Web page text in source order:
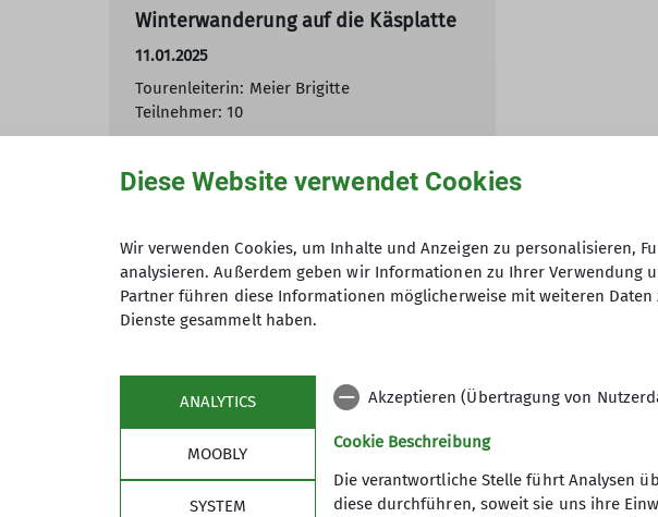
Winterwanderung auf die Käsplatte
11.01.2025
Tourenleiterin: Meier Brigitte
Teilnehmer: 10
Andere Themen
Skitouren2025 Veranstaltungen2025 Wandern2025 letzte-5
Diese Website verwendet Cookies
Wir verwenden Cookies, um Inhalte und Anzeigen zu personalisieren,
analysieren. Außerdem geben wir Informationen zu Ihrer Verwendung
Partner führen diese Informationen möglicherweise mit weiteren
Dienste gesammelt haben.
ANALYTICS
MOOBLY
SYSTEM
Akzeptieren (Übertragung von
Cookie Beschreibung
Die verantwortliche Stelle führt Analysen
diese durchführen, soweit sie uns ihre